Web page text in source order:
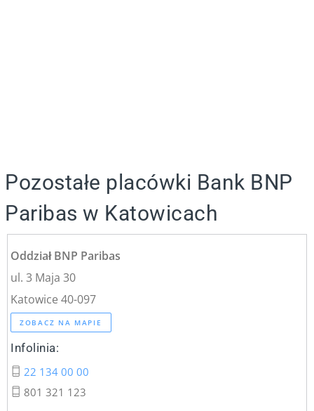
Pozostałe placówki Bank BNP
Paribas w Katowicach
Oddział BNP Paribas
ul. 3 Maja 30
Katowice 40-097
ZOBACZ NA MAPIE
Infolinia:
22 134 00 00
801 321 123